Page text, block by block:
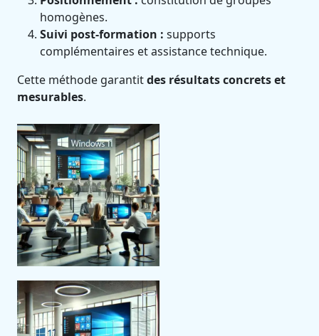
homogènes.
Suivi post-formation : supports
complémentaires et assistance technique.
Cette méthode garantitdes résultats concrets et
mesurables.